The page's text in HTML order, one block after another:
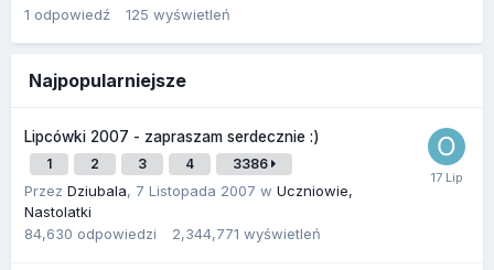
1 odpowiedź 125 wyświetleń
Najpopularniejsze
Lipcówki 2007 - zapraszam serdecznie :)
1 2 3 4 3386
Przez Dziubala, 7 Listopada 2007 w Uczniowie,
Nastolatki
84,630 odpowiedzi 2,344,771 wyświetleń